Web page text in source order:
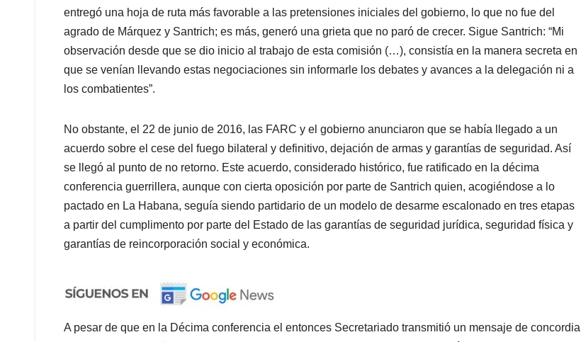
entregó una hoja de ruta más favorable a las pretensiones iniciales del gobierno, lo que no fue del
agrado de Márquez y Santrich; es más, generó una grieta que no paró de crecer. Sigue Santrich: “Mi
observación desde que se dio inicio al trabajo de esta comisión (…), consistía en la manera secreta en
que se venían llevando estas negociaciones sin informarle los debates y avances a la delegación ni a
los combatientes”.
No obstante, el 22 de junio de 2016, las FARC y el gobierno anunciaron que se había llegado a un
acuerdo sobre el cese del fuego bilateral y definitivo, dejación de armas y garantías de seguridad. Así
se llegó al punto de no retorno. Este acuerdo, considerado histórico, fue ratificado en la décima
conferencia guerrillera, aunque con cierta oposición por parte de Santrich quien, acogiéndose a lo
pactado en La Habana, seguía siendo partidario de un modelo de desarme escalonado en tres etapas
a partir del cumplimento por parte del Estado de las garantías de seguridad jurídica, seguridad física y
garantías de reincorporación social y económica.
A pesar de que en la Décima conferencia el entonces Secretariado transmitió un mensaje de concordia